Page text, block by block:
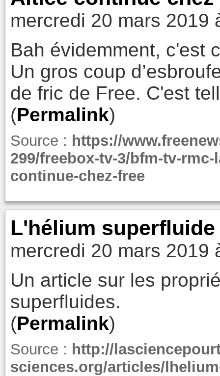
mercredi 20 mars 2019
Bah évidemment, c'est
Un gros coup
de fric de Free. C'est
(Permalink)
Source : https://
299/freebox-tv-3/bfm-tv-
continue-chez-free
L'hélium
mercredi 20 mars 2019
Un article sur les
superfluides.
(Permalink)
Source : http://
sciences.org/articles/